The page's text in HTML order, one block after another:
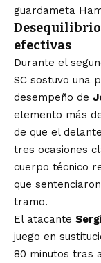
guardameta
efectivas
Durante el
SC sostuvo una
desempeño de
elemento más
de que el
tres ocasiones
cuerpo técnico
que
tramo.
El atacante
juego en
80 minutos tras